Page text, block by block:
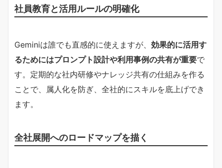
社員教育と活用ルールの明確化
Geminiは誰でも直感的に使えますが、 効果的に活用す
るためにはプロンプト設計や利用事例の共有が重要で
す。定期的な社内研修やナレッジ共有の仕組みを作る
ことで、属人化を防ぎ、全社的にスキルを底上げでき
ます。
全社展開へのロードマップを描く